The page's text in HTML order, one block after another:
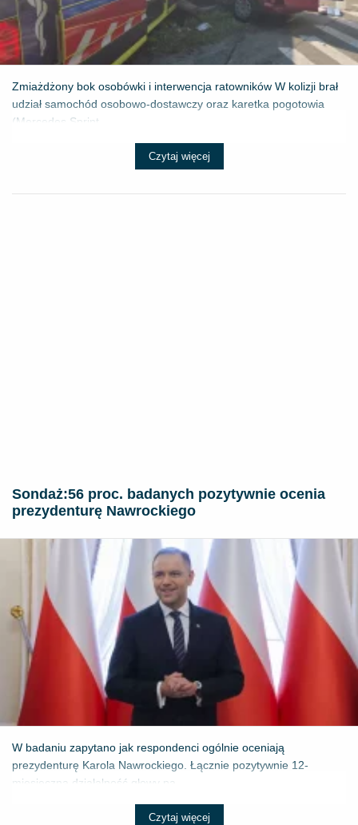
Zmiażdżony bok osobówki i interwencja ratowników W kolizji brał
udział samochód osobowo-dostawczy oraz karetka pogotowia
(Mercedes Sprint...
Czytaj więcej
​Sondaż:56 proc. badanych pozytywnie ocenia
prezydenturę Nawrockiego
W badaniu zapytano jak respondenci ogólnie oceniają
prezydenturę Karola Nawrockiego. Łącznie pozytywnie 12-
miesięczną działalność głowy pa...
Czytaj więcej